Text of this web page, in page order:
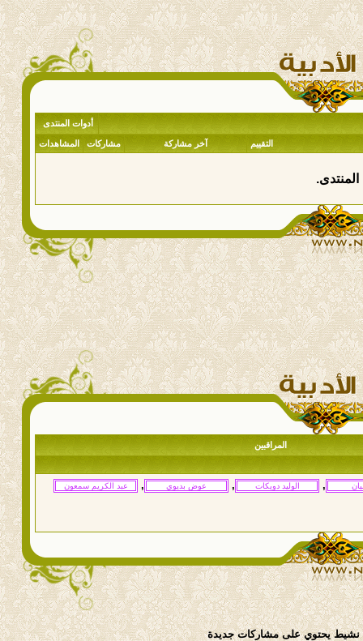
أدوات المنتدى
التقييم آخر مشاركة مشاركات المشاهدات
المراقبين
,
,
,
يحتوي على مشاركات جديدة